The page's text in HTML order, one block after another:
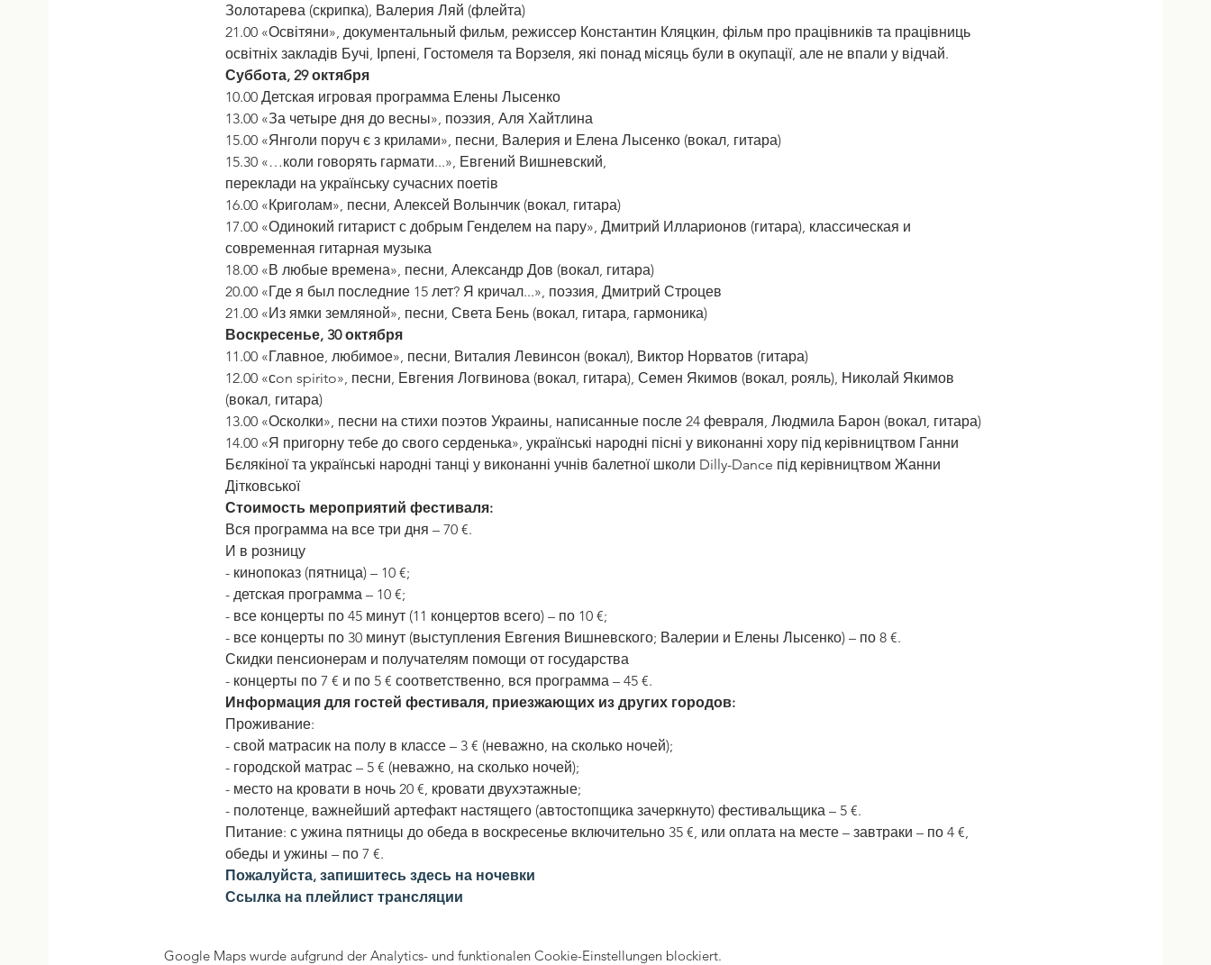
Золотарева (скрипка), Валерия Ляй (флейта)
21.00 «Освітяни», документальный фильм, режиссер Константин Кляцкин, фільм про працівників та працівниць
освітніх закладів Бучі, Ірпені, Гостомеля та Ворзеля, які понад місяць були в окупації, але не впали у відчай.
Суббота, 29 октября
10.00 Детская игровая программа Елены Лысенко
13.00 «За четыре дня до весны», поэзия, Аля Хайтлина
15.00 «Янголи поруч є з крилами», песни, Валерия и Елена Лысенко (вокал, гитара)
15.30 «…коли говорять гармати...», Евгений Вишневский,
переклади на українську сучасних поетів
16.00 «Криголам», песни, Алексей Волынчик (вокал, гитара)
17.00 «Одинокий гитарист с добрым Генделем на пару», Дмитрий Илларионов (гитара), классическая и
современная гитарная музыка
18.00 «В любые времена», песни, Александр Дов (вокал, гитара)
20.00 «Где я был последние 15 лет? Я кричал...», поэзия, Дмитрий Строцев
21.00 «Из ямки земляной», песни, Света Бень (вокал, гитара, гармоника)
Воскресенье, 30 октября
11.00 «Главное, любимое», песни, Виталия Левинсон (вокал), Виктор Норватов (гитара)
12.00 «сon spirito», песни, Евгения Логвинова (вокал, гитара), Семен Якимов (вокал, рояль), Николай Якимов
(вокал, гитара)
13.00 «Осколки», песни на стихи поэтов Украины, написанные после 24 февраля, Людмила Барон (вокал, гитара)
14.00 «Я пригорну тебе до свого серденька», українські народні пісні у виконанні хору під керівництвом Ганни
Бєлякіної та українські народні танці у виконанні учнів балетної школи Dilly-Dance під керівництвом Жанни
Дітковської
Стоимость мероприятий фестиваля:
Вся программа на все три дня – 70 €.
И в розницу
- кинопоказ (пятница) – 10 €;
- детская программа – 10 €;
- все концерты по 45 минут (11 концертов всего) – по 10 €;
- все концерты по 30 минут (выступления Евгения Вишневского; Валерии и Елены Лысенко) – по 8 €.
Скидки пенсионерам и получателям помощи от государства
- концерты по 7 € и по 5 € соответственно, вся программа – 45 €.
Информация для гостей фестиваля, приезжающих из других городов:
Проживание:
- свой матрасик на полу в классе – 3 € (неважно, на сколько ночей);
- городской матрас – 5 € (неважно, на сколько ночей);
- место на кровати в ночь 20 €, кровати двухэтажные;
- полотенце, важнейший артефакт настящего (автостопщика зачеркнуто) фестивальщика – 5 €.
Питание: с ужина пятницы до обеда в воскресенье включительно 35 €, или оплата на месте – завтраки – по 4 €,
обеды и ужины – по 7 €.
Пожалуйста, запишитесь здесь на ночевки
Ссылка на плейлист трансляции
Google Maps wurde aufgrund der Analytics- und funktionalen Cookie-Einstellungen blockiert.